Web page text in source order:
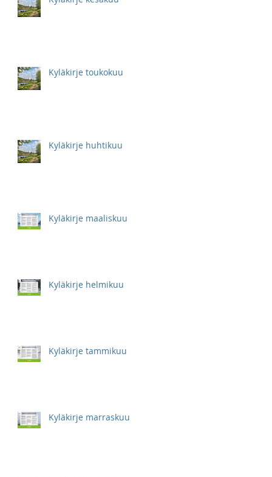
Kyläkirje toukokuu
Kyläkirje huhtikuu
Kyläkirje maaliskuu
Kyläkirje helmikuu
Kyläkirje tammikuu
Kyläkirje marraskuu